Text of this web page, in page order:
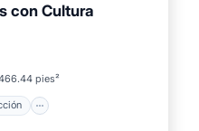
con Cultura
pies²
Calefacción